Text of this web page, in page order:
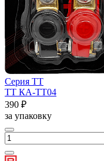
Серия ТТ
ТТ КА-ТТ04
390 ₽
за упаковку